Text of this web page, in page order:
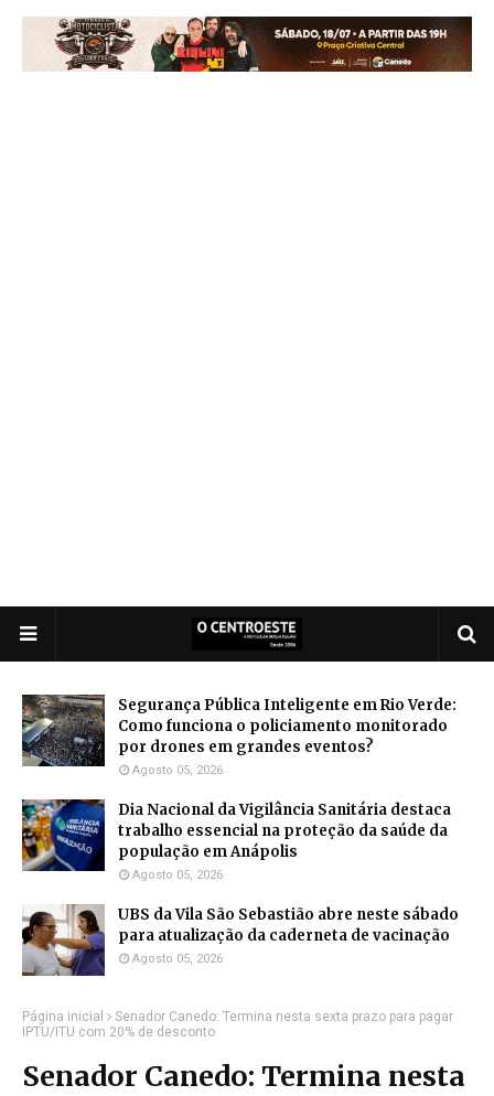
Segurança Pública Inteligente em Rio Verde:
Como funciona o policiamento monitorado
por drones em grandes eventos?
Agosto 05, 2026
Dia Nacional da Vigilância Sanitária destaca
trabalho essencial na proteção da saúde da
população em Anápolis
Agosto 05, 2026
UBS da Vila São Sebastião abre neste sábado
para atualização da caderneta de vacinação
Agosto 05, 2026
Página inicial
Senador Canedo: Termina nesta sexta prazo para pagar
IPTU/ITU com 20% de desconto
Senador Canedo: Termina nesta